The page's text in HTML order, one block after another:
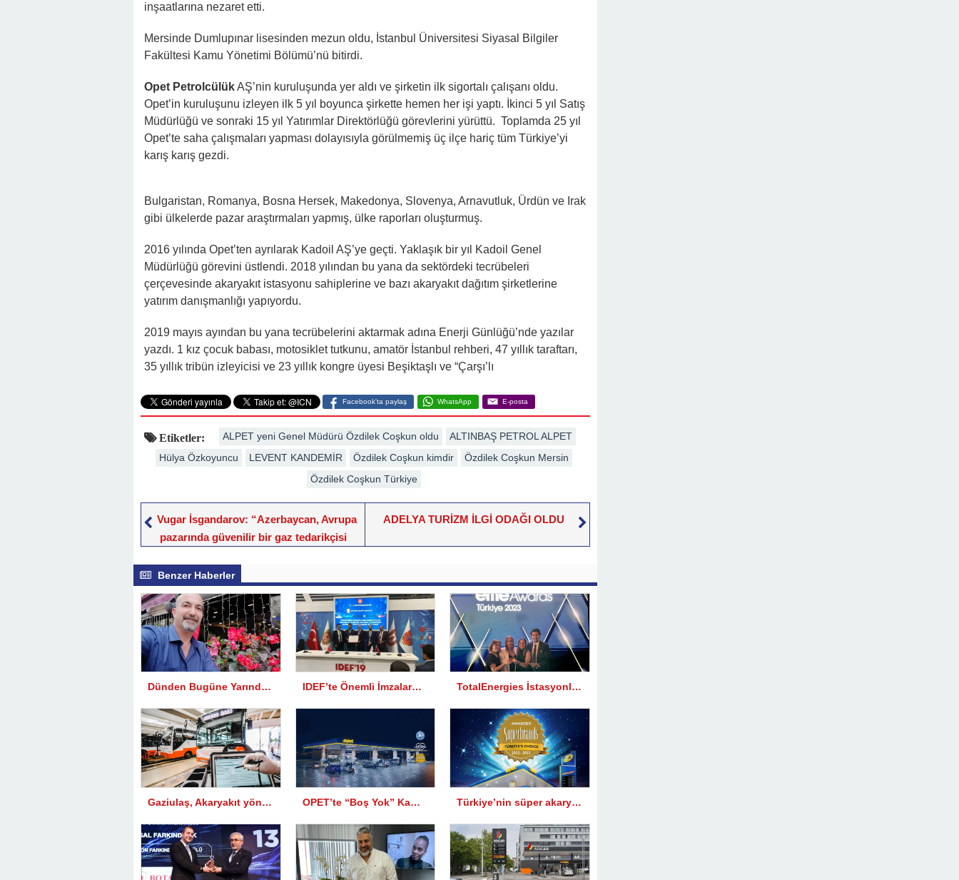
inşaatlarına nezaret etti.
Mersinde Dumlupınar lisesinden mezun oldu, İstanbul Üniversitesi Siyasal Bilgiler
Fakültesi Kamu Yönetimi Bölümü’nü bitirdi.
Opet PetrolcülükAŞ’nin kuruluşunda yer aldı ve şirketin ilk sigortalı çalışanı oldu.
Opet’in kuruluşunu izleyen ilk 5 yıl boyunca şirkette hemen her işi yaptı. İkinci 5 yıl Satış
Müdürlüğü ve sonraki 15 yıl Yatırımlar Direktörlüğü görevlerini yürüttü. Toplamda 25 yıl
Opet’te saha çalışmaları yapması dolayısıyla görülmemiş üç ilçe hariç tüm Türkiye’yi
karış karış gezdi.
Bulgaristan, Romanya, Bosna Hersek, Makedonya, Slovenya, Arnavutluk, Ürdün ve Irak
gibi ülkelerde pazar araştırmaları yapmış, ülke raporları oluşturmuş.
2016 yılında Opet’ten ayrılarak Kadoil AŞ’ye geçti. Yaklaşık bir yıl Kadoil Genel
Müdürlüğü görevini üstlendi. 2018 yılından bu yana da sektördeki tecrübeleri
çerçevesinde akaryakıt istasyonu sahiplerine ve bazı akaryakıt dağıtım şirketlerine
yatırım danışmanlığı yapıyordu.
2019 mayıs ayından bu yana tecrübelerini aktarmak adına Enerji Günlüğü’nde yazılar
yazdı. 1 kız çocuk babası, motosiklet tutkunu, amatör İstanbul rehberi, 47 yıllık taraftarı,
35 yıllık tribün izleyicisi ve 23 yıllık kongre üyesi Beşiktaşlı ve “Çarşı’lı
Facebook'ta paylaş WhatsApp E-posta
Etiketler: ALPET yeni Genel Müdürü Özdilek Coşkun oldu
ALTINBAŞ PETROL ALPET
Hülya Özkoyuncu
LEVENT KANDEMİR Özdilek Coşkun kimdir
Özdilek Coşkun Mersin
Özdilek Coşkun Türkiye
Vugar İsgandarov: “Azerbaycan, Avrupa
pazarında güvenilir bir gaz tedarikçisi
ADELYA TURİZM İLGİ ODAĞI OLDU
Benzer Haberler
Dünden Bugüne Yarından Geleceğe, İyi ki Varsın Ali AÇKALMAZ IDEF’te Önemli İmzalar… TotalEnergies İstasyonları Effie Türkiye’de iki kategoride ödül aldı
Gaziulaş, Akaryakıt yönetimini Asis Otomasyon ile yapıyor OPET’te “Boş Yok” Kampanyası ile anında yakıt puan kazanma fırsatı Türkiye’nin süper akaryakıt markası OPET